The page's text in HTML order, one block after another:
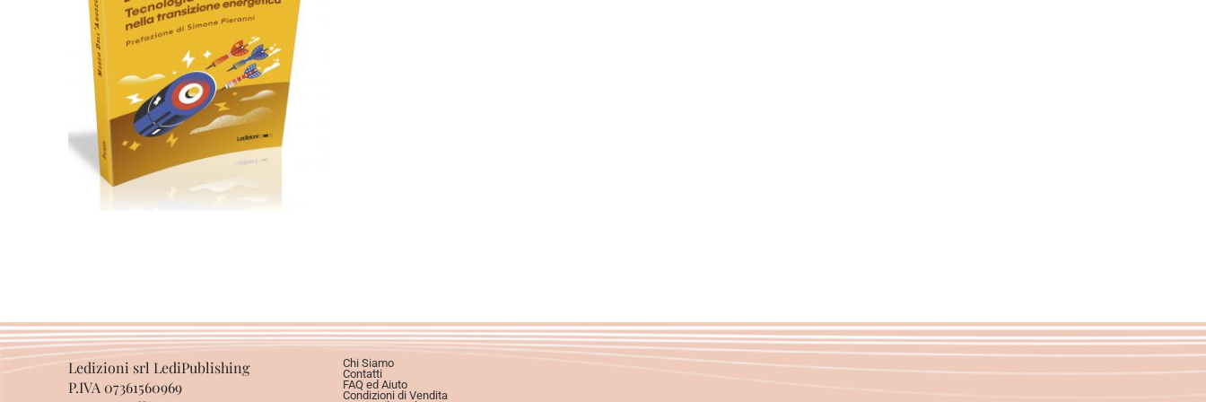
CartaceoeBook in ePub
€ 14,90€
Scegli
Ledizioni srl LediPublishing
P.IVA 07361560969
Chi Siamo
Contatti
FAQ ed Aiuto
Condizioni di Vendita